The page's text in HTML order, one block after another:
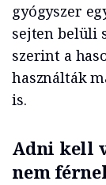
gyógyszer
sejten belüli
szerint a
használták
is.
Adni kell
nem